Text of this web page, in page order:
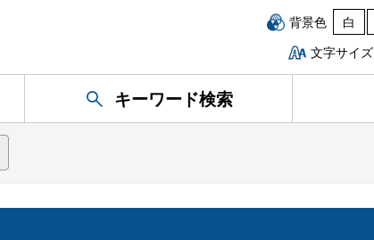
背景色 白
文字サイズ
キーワード検索